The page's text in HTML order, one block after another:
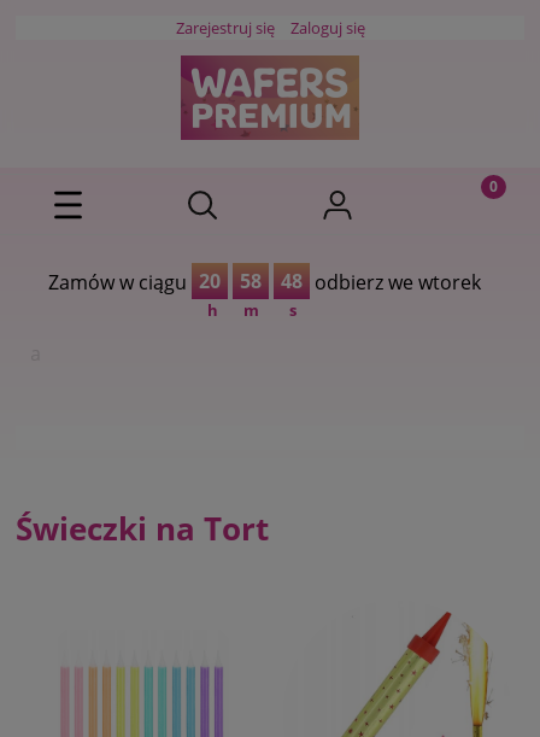
Zarejestruj się Zaloguj się
Zamów w ciągu 20
h
58
m
48
s
odbierz we wtorek
Świeczki na Tort